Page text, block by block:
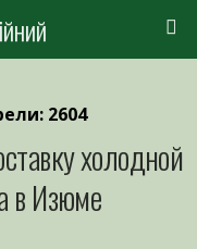
2604
холодной
в Изюме